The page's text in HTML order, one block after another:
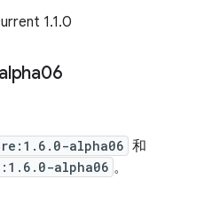
1.1.0
alpha06 和
alpha06 。